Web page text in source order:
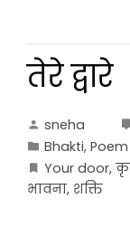
तेरे द्वारे
sneha
Bhakti, Poem
Your door,
भावना, शक्ति